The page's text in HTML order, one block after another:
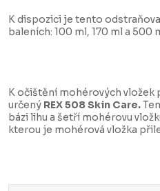
K dispozici je tento
baleních: 100 ml, 170 ml a 500
K očištění mohérových
určený REX 508 Skin Care.
bázi lihu a šetří mohérovu
kterou je mohérová vložka